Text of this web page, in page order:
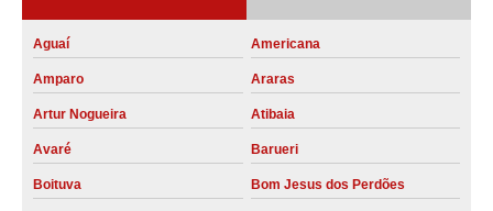
Aguaí Americana
Amparo Araras
Artur Nogueira Atibaia
Avaré Barueri
Boituva Bom Jesus dos Perdões